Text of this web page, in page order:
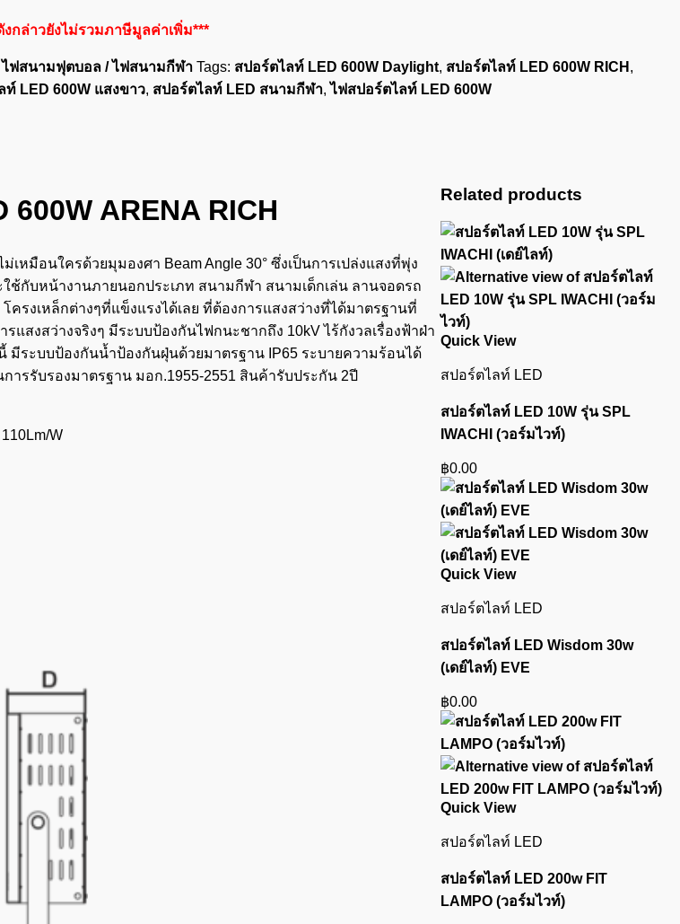
งกล่าวยังไม่รวมภาษีมูลค่าเพิ่ม***
ไฟสนามฟุตบอล / ไฟสนามกีฬา Tags: สปอร์ตไลท์ LED 600W Daylight, สปอร์ตไลท์ LED 600W RICH ,
ท์ LED 600W แสงขาว, สปอร์ตไลท์ LED สนามกีฬา,ไฟสปอร์ตไลท์ LED 600W
ARENA RICH
เหมือนใครด้วยมุมองศา Beam Angle 30° ซึ่งเป็นการเปล่งแสงที่พุ่ง
ช้กับหน้างานภายนอกประเภท สนามกีฬา สนามเด็กเล่น ลานจอดรถ
รงเหล็กต่างๆที่แข็งแรงได้เลย ที่ต้องการแสงสว่างที่ได้มาตรฐานที่
สงสว่างจริงๆ มีระบบป้องกันไฟกนะชากถึง 10kV ไร้กังวลเรื่องฟ้าฝ่า
ระบบป้องกันน้ำป้องกันฝุ่นด้วยมาตรฐาน IP65 ระบายความร้อนได้
ารรับรองมาตรฐาน มอก.1955-2551 สินค้ารับประกัน 2ปี
W
Related products
Quick View
สปอร์ตไลท์ LED
สปอร์ตไลท์ LED 10W รุ่น SPL
IWACHI (วอร์มไวท์)
฿0.00
Quick View
สปอร์ตไลท์ LED
สปอร์ตไลท์ LED Wisdom 30w
(เดย์ไลท์) EVE
฿0.00
Quick View
สปอร์ตไลท์ LED
สปอร์ตไลท์ LED 200w FIT
LAMPO (วอร์มไวท์)